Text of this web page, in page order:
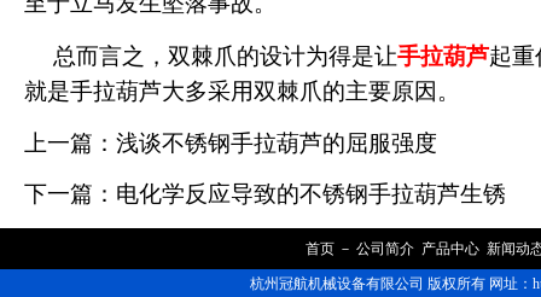
总而言之，双棘爪的设计为得是让手拉葫芦起重
就是手拉葫芦大多采用双棘爪的主要原因。
上一篇： 浅谈不锈钢手拉葫芦的屈服强度
下一篇： 电化学反应导致的不锈钢手拉葫芦生锈
首页 － 公司简介 产品中心 新闻动
杭州冠航机械设备有限公司 版权所有 网址：